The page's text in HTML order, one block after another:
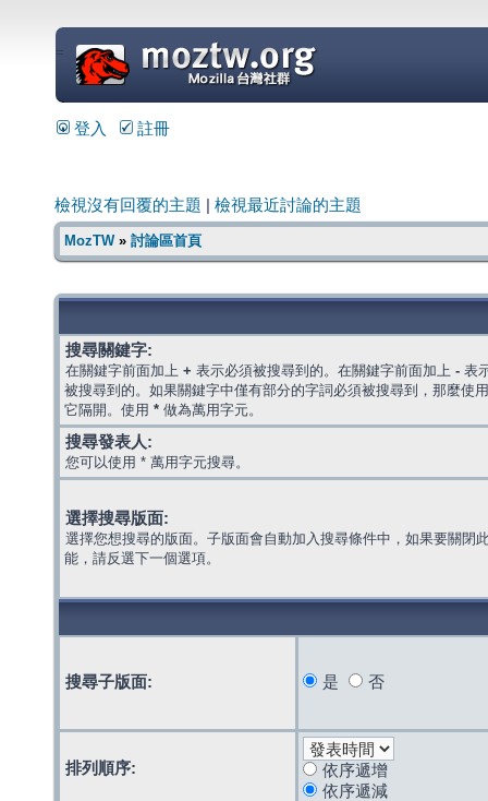
=
登入 註冊
檢視沒有回覆的主題 檢視最近討論的主題
MozTW» 討論區首頁
搜尋關鍵字:
在關鍵字前面加上 + 表示必須被搜尋到的。在關鍵字前面加上 - 表
被搜尋到的。如果關鍵字中僅有部分的字詞必須被搜尋到，那麼使
它隔開。使用 * 做為萬用字元。
搜尋發表人:
您可以使用 * 萬用字元搜尋。
選擇搜尋版面:
選擇您想搜尋的版面。子版面會自動加入搜尋條件中，如果要關閉
能，請反選下一個選項。
搜尋子版面: 是 否
排列順序:
依序遞增
依序遞減